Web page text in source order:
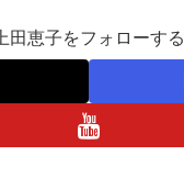
上田恵子をフォローする